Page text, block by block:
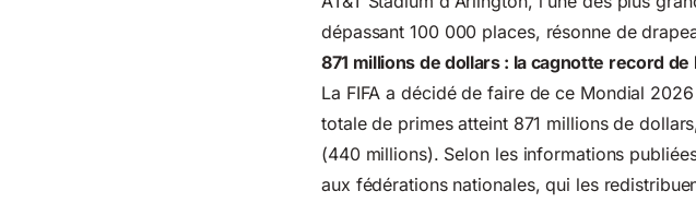
dépassant 100 000 places, résonne de
871 millions de dollars : la cagnotte record de
La FIFA a décidé de faire de ce Mondial
totale de primes atteint 871 millions de
(440 millions). Selon les informations
aux fédérations nationales, qui les